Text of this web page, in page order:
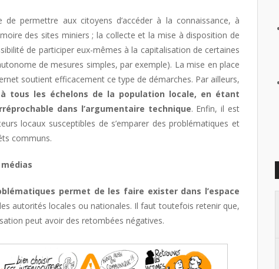
de permettre aux citoyens d’accéder à la connaissance, à
des sites miniers ; la collecte et la mise à disposition de
de participer eux-mêmes à la capitalisation de certaines
de mesures simples, par exemple). La mise en place
soutient efficacement ce type de démarches. Par ailleurs,
à tous les échelons de la population locale, en étant
dans l’argumentaire technique. Enfin, il est
locaux susceptibles de s’emparer des problématiques et
communs.
permet de les faire exister dans l’espace
autorités locales ou nationales. Il faut toutefois retenir que,
peut avoir des retombées négatives.